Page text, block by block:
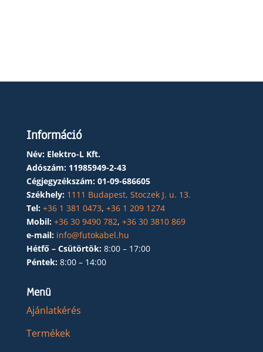
Információ
Név: Elektro-L Kft.
Adószám: 11985949-2-43
Cégjegyzékszám: 01-09-686605
Székhely: 1111 Budapest, Stoczek J. u. 13.
Tel: +36 1 381 0473, +36 1 209 1274
Mobil: +36 30 9490 782, +36 30 3810 869
e-mail: info@futokabel.hu
Hétfő – Csütörtök: 8:00 – 17:00
Péntek: 8:00 – 14:00
Menü
Ajánlatkérés
Termékek